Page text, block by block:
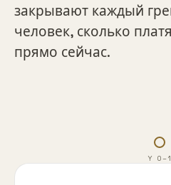
закрывают каждый
человек, сколько
прямо сейчас.
Y 0–1